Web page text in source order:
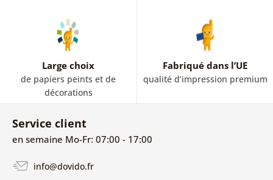
Large choix
de papiers peints et de
décorations
Fabriqué dans l’UE
qualité d’impression premium
Service client
en semaine Mo-Fr: 07:00 - 17:00
info@dovido.fr